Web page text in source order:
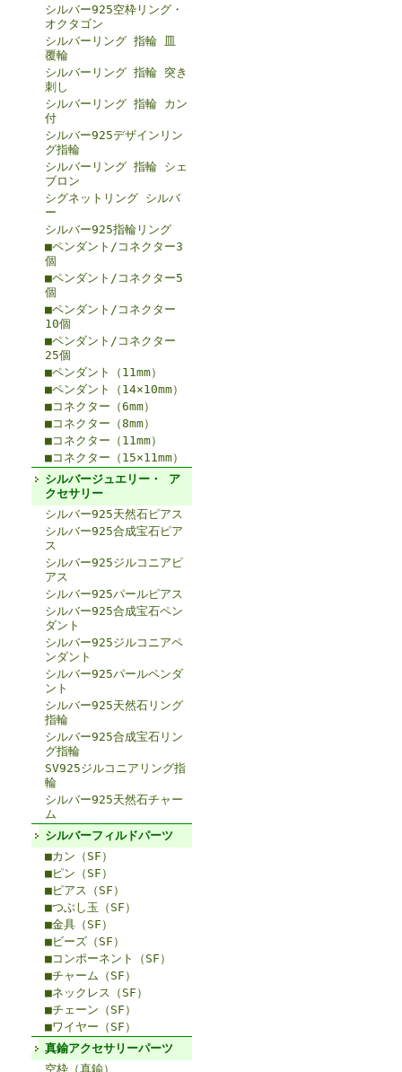
シルバー925空枠リング・
オクタゴン
シルバーリング 指輪 皿
覆輪
シルバーリング 指輪 突き
刺し
シルバーリング 指輪 カン
付
シルバー925デザインリン
グ指輪
シルバーリング 指輪 シェ
ブロン
シグネットリング シルバ
ー
シルバー925指輪リング
■ペンダント/コネクター3
個
■ペンダント/コネクター5
個
■ペンダント/コネクター
10個
■ペンダント/コネクター
25個
■ペンダント（11mm）
■ペンダント（14×10mm）
■コネクター（6mm）
■コネクター（8mm）
■コネクター（11mm）
■コネクター（15×11mm）
シルバージュエリー・ ア
クセサリー
シルバー925天然石ピアス
シルバー925合成宝石ピア
ス
シルバー925ジルコニアピ
アス
シルバー925パールピアス
シルバー925合成宝石ペン
ダント
シルバー925ジルコニアペ
ンダント
シルバー925パールペンダ
ント
シルバー925天然石リング
指輪
シルバー925合成宝石リン
グ指輪
SV925ジルコニアリング指
輪
シルバー925天然石チャー
ム
シルバーフィルドパーツ
■カン（SF）
■ピン（SF）
■ピアス（SF）
■つぶし玉（SF）
■金具（SF）
■ビーズ（SF）
■コンポーネント（SF）
■チャーム（SF）
■ネックレス（SF）
■チェーン（SF）
■ワイヤー（SF）
真鍮アクセサリーパーツ
空枠（真鍮）